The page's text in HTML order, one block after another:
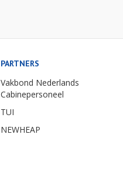
PARTNERS
Vakbond Nederlands
Cabinepersoneel
TUI
NEWHEAP